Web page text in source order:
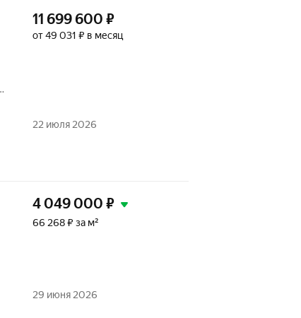
11 699 600 ₽
от 49 031 ₽ в месяц
22 июля 2026
4 049 000 ₽
66 268 ₽ за м²
29 июня 2026